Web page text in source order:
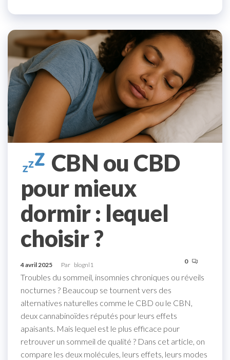
CBN ou CBD
pour mieux
dormir : lequel
choisir ?
4 avril 2025 Par blognl1 0
Troubles du sommeil, insomnies chroniques ou réveils
nocturnes ? Beaucoup se tournent vers des
alternatives naturelles comme le CBD ou le CBN,
deux cannabinoïdes réputés pour leurs effets
apaisants. Mais lequel est le plus efficace pour
retrouver un sommeil de qualité ? Dans cet article, on
compare les deux molécules, leurs effets, leurs modes